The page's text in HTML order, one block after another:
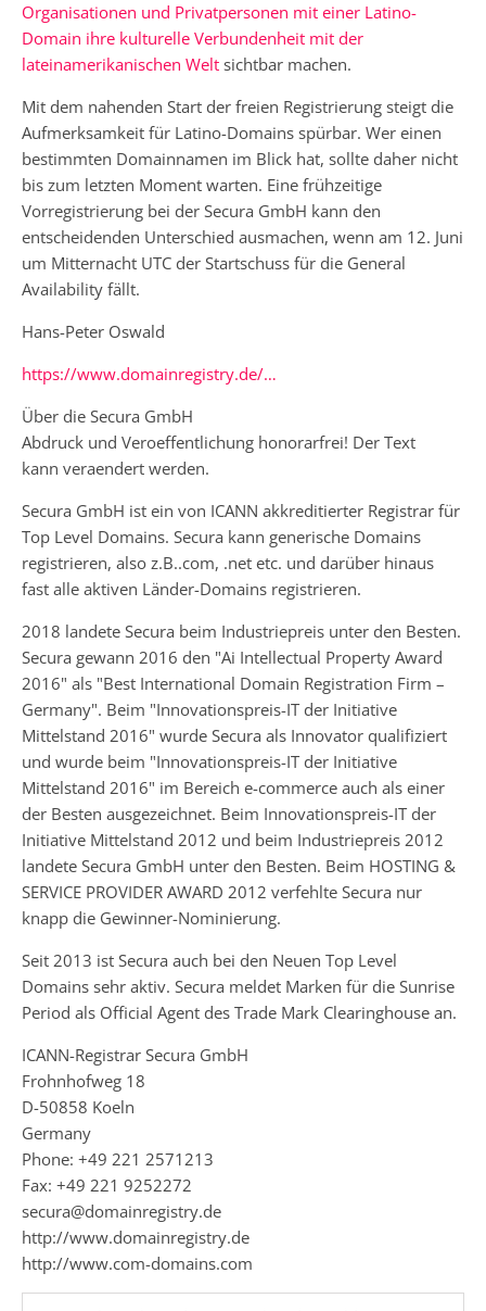
Organisationen und Privatpersonen mit einer Latino-
Domain ihre kulturelle Verbundenheit mit der
lateinamerikanischen Welt sichtbar machen.
Mit dem nahenden Start der freien Registrierung steigt die
Aufmerksamkeit für Latino-Domains spürbar. Wer einen
bestimmten Domainnamen im Blick hat, sollte daher nicht
bis zum letzten Moment warten. Eine frühzeitige
Vorregistrierung bei der Secura GmbH kann den
entscheidenden Unterschied ausmachen, wenn am 12. Juni
um Mitternacht UTC der Startschuss für die General
Availability fällt.
Hans-Peter Oswald
https://www.domainregistry.de/…
Über die Secura GmbH
Abdruck und Veroeffentlichung honorarfrei! Der Text
kann veraendert werden.
Secura GmbH ist ein von ICANN akkreditierter Registrar für
Top Level Domains. Secura kann generische Domains
registrieren, also z.B..com, .net etc. und darüber hinaus
fast alle aktiven Länder-Domains registrieren.
2018 landete Secura beim Industriepreis unter den Besten.
Secura gewann 2016 den "Ai Intellectual Property Award
2016" als "Best International Domain Registration Firm –
Germany". Beim "Innovationspreis-IT der Initiative
Mittelstand 2016" wurde Secura als Innovator qualifiziert
und wurde beim "Innovationspreis-IT der Initiative
Mittelstand 2016" im Bereich e-commerce auch als einer
der Besten ausgezeichnet. Beim Innovationspreis-IT der
Initiative Mittelstand 2012 und beim Industriepreis 2012
landete Secura GmbH unter den Besten. Beim HOSTING &
SERVICE PROVIDER AWARD 2012 verfehlte Secura nur
knapp die Gewinner-Nominierung.
Seit 2013 ist Secura auch bei den Neuen Top Level
Domains sehr aktiv. Secura meldet Marken für die Sunrise
Period als Official Agent des Trade Mark Clearinghouse an.
ICANN-Registrar Secura GmbH
Frohnhofweg 18
D-50858 Koeln
Germany
Phone: +49 221 2571213
Fax: +49 221 9252272
secura@domainregistry.de
http://www.domainregistry.de
http://www.com-domains.com